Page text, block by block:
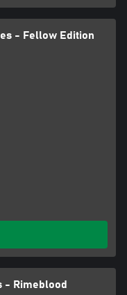
- Fellow Edition
- Rimeblood